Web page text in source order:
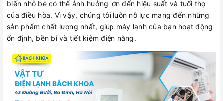
biến nhỏ bé có thể ảnh hưởng lớn đến hiệu suất và tuổi thọ
của điều hòa. Vì vậy, chúng tôi luôn nỗ lực mang đến những
sản phẩm chất lượng nhất, giúp máy lạnh của bạn hoạt động
ổn định, bền bỉ và tiết kiệm điện năng.